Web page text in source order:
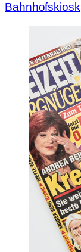
Bahnhofskiosk